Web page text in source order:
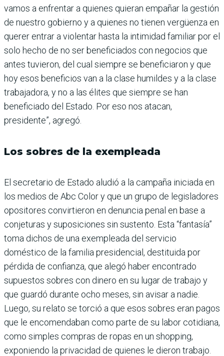
vamos a enfrentar a quienes quieran empañar la gestión
de nuestro gobierno y a quienes no tienen vergüenza en
querer entrar a violentar hasta la intimidad familiar por el
solo hecho de no ser beneficiados con negocios que
antes tuvieron, del cual siempre se beneficiaron y que
hoy esos beneficios van a la clase humildes y a la clase
trabajadora, y no a las élites que siempre se han
beneficiado del Estado. Por eso nos atacan,
presidente”, agregó.
Los sobres de la exempleada
El secretario de Estado aludió a la campaña iniciada en
los medios de Abc Color y que un grupo de legisladores
opositores convirtieron en denuncia penal en base a
conjeturas y suposiciones sin sustento. Esta “fantasía”
toma dichos de una exempleada del servicio
doméstico de la familia presidencial, destituida por
pérdida de confianza, que alegó haber encontrado
supuestos sobres con dinero en su lugar de trabajo y
que guardó durante ocho meses, sin avisar a nadie.
Luego, su relato se torció a que esos sobres eran pagos
que le encomendaban como parte de su labor cotidiana,
como simples compras de ropas en un shopping,
exponiendo la privacidad de quienes le dieron trabajo.